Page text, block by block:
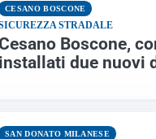
CESANO BOSCONE
STRADALE
Boscone,
installati due nuovi
SAN DONATO MILANESE